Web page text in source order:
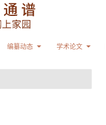
编纂动态 学术论文